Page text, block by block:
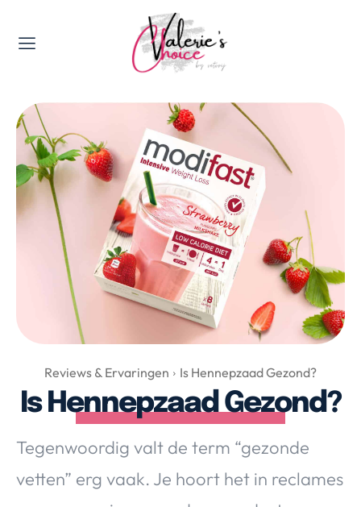
Valerie's Topics
Travel & Culture
Food & Drinks
Happyness & Opmerkelijk
Lifestyle, Sport & Duurzaamheid
Gadgets & Tech
Top 5 van Valerie
Health & Beauty
Huis & Tuin
Nieuws & Media
Over Valerie
Over Valerie
De Top 5
Contact
VALERIE'S CHOICE
Reviews & Ervaringen Is Hennepzaad Gezond?
Is Hennepzaad Gezond?
Tegenwoordig valt de term “gezonde
vetten” erg vaak. Je hoort het in reclames